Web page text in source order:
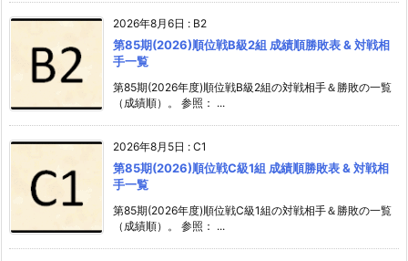
2026年8月6日 : B2
第85期(2026)順位戦B級2組 成績順勝敗表 & 対戦相
手一覧
第85期(2026年度)順位戦B級2組の対戦相手＆勝敗の一覧
（成績順）。 参照： ...
2026年8月5日 : C1
第85期(2026)順位戦C級1組 成績順勝敗表 & 対戦相
手一覧
第85期(2026年度)順位戦C級1組の対戦相手＆勝敗の一覧
（成績順）。 参照： ...